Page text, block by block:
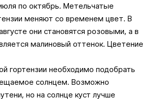
по октябрь. Метельчатые
меняют со временем цвет. В
они становятся розовыми, а в
малиновый оттенок. Цветение
гортензии необходимо подобрать
солнцем. Возможно
но на солнце куст лучше